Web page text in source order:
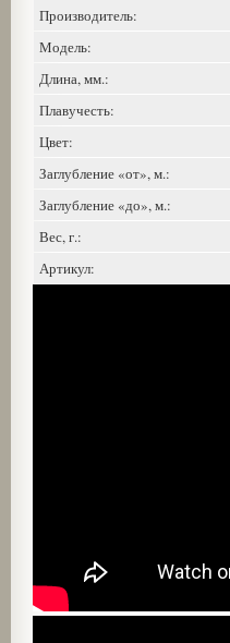
Производитель:
Модель:
Длина, мм.:
Плавучесть:
Цвет:
Заглубление «от», м.:
Заглубление «до», м.:
Вес, г.:
Артикул: